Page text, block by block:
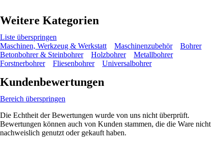
Weitere Kategorien
Liste überspringen
Maschinen, Werkzeug & Werkstatt
Maschinenzubehör
Bohrer
Betonbohrer & Steinbohrer
Holzbohrer
Metallbohrer
Forstnerbohrer
Fliesenbohrer Universalbohrer
Kundenbewertungen
Bereich überspringen
Die Echtheit der Bewertungen wurde von uns nicht überprüft.
Bewertungen können auch von Kunden stammen, die die Ware nicht
nachweislich genutzt oder gekauft haben.